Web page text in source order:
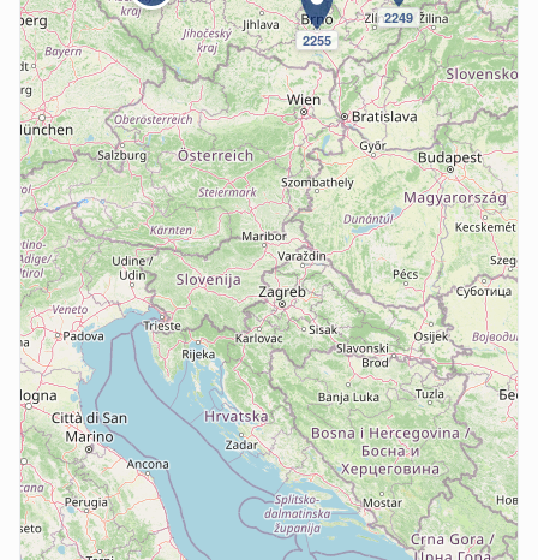
2255
2249